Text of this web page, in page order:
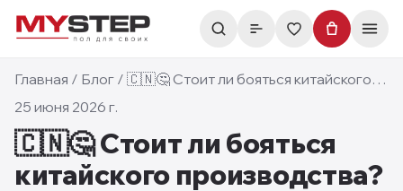
Главная / Блог / 🇨🇳🤔 Стоит ли бояться китайского производства?
25 июня 2026 г.
🇨🇳🤔 Стоит ли бояться
китайского производства?